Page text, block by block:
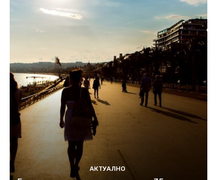
АКТУАЛНО